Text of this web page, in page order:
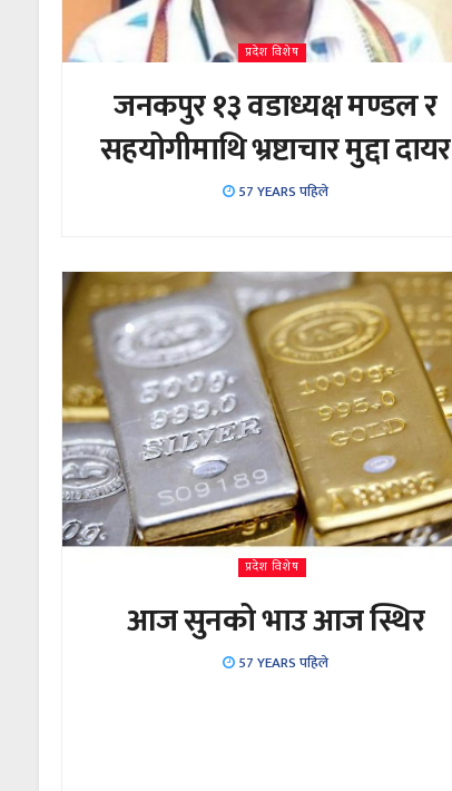
प्रदेश विशेष
जनकपुर १३ वडाध्यक्ष मण्डल र
सहयोगीमाथि भ्रष्टाचार मुद्दा दायर
57 YEARS पहिले
प्रदेश विशेष
आज सुनको भाउ आज स्थिर
57 YEARS पहिले